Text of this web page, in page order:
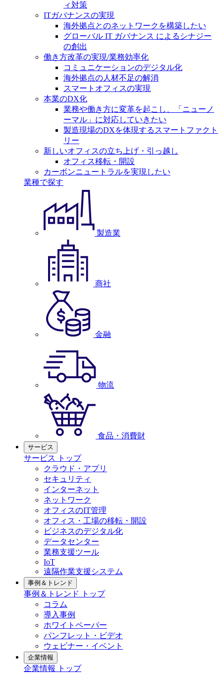
ィ対策
ITガバナンスの実現
海外拠点とのネットワークを構築したい
グローバル IT ガバナンス によるシナジー
の創出
働き方改革の実現/業務効率化
コミュニケーションのデジタル化
海外拠点の人材不足の解消
スマートオフィスの実現
本業のDX化
業務や働き方に変革を起こし、「ニューノ
ーマル」に対応していきたい
製造現場のDXを体現するスマートファクト
リー
新しいオフィスの立ち上げ・引っ越し
オフィス移転・開設
カーボンニュートラルを実現したい
業種で探す
製造業
商社
金融
物流
食品・消費財
サービス
サービス トップ
クラウド・アプリ
セキュリティ
インターネット
ネットワーク
オフィスのIT管理
オフィス・工場の移転・開設
ビジネスのデジタル化
データセンター
業務支援ツール
IoT
遠隔作業支援システム
事例＆トレンド
事例＆トレンド トップ
コラム
導入事例
ホワイトペーパー
パンフレット・ビデオ
ウェビナー・イベント
企業情報
企業情報 トップ